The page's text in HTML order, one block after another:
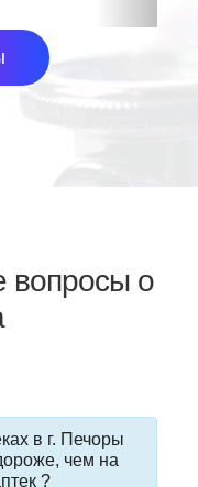
вопросы о
в г. Печоры
чем на
?